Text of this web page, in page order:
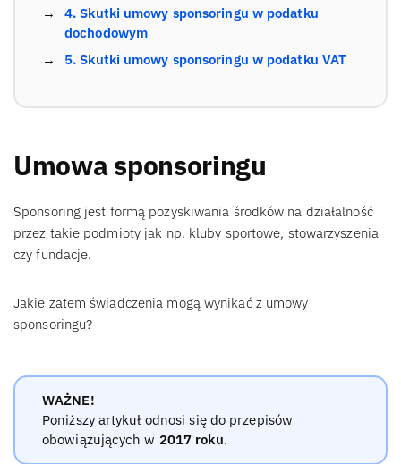
4. Skutki umowy sponsoringu w podatku
dochodowym
5. Skutki umowy sponsoringu w podatku VAT
Umowa sponsoringu
Sponsoring jest formą pozyskiwania środków na działalność
przez takie podmioty jak np. kluby sportowe, stowarzyszenia
czy fundacje.
Jakie zatem świadczenia mogą wynikać z umowy
sponsoringu?
WAŻNE!
Poniższy artykuł odnosi się do przepisów
obowiązujących w 2017 roku.